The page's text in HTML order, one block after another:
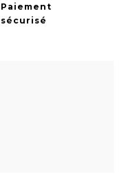
Paiement
sécurisé